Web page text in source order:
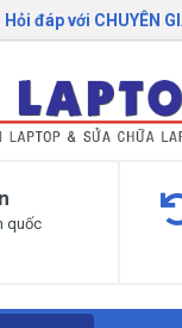
Hỏi đáp với CHUYÊN
quốc